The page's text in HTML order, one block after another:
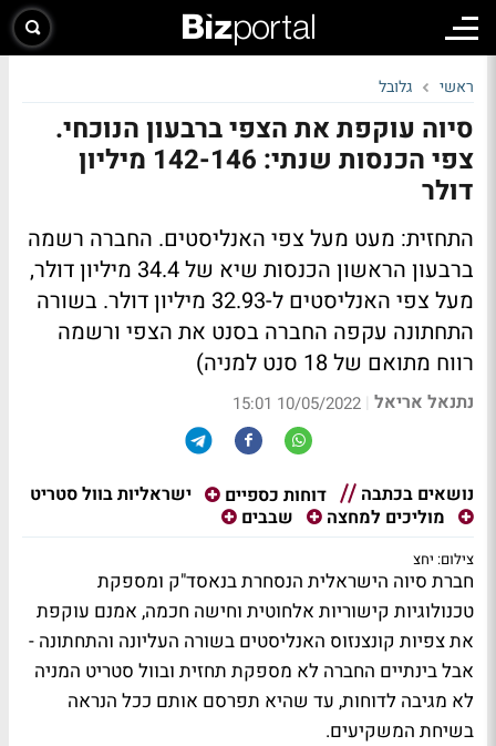
ראשי גלובל
סיוה עוקפת את הצפי ברבעון הנוכחי.
צפי הכנסות שנתי: 142-146 מיליון
דולר
התחזית: מעט מעל צפי האנליסטים. החברה רשמה
ברבעון הראשון הכנסות שיא של 34.4 מיליון דולר,
מעל צפי האנליסטים ל-32.93 מיליון דולר. בשורה
התחתונה עקפה החברה בסנט את הצפי ורשמה
רווח מתואם של 18 סנט למניה)
נתנאל אריאל |
10/05/2022 15:01
נושאים בכתבה דוחות כספיים
ישראליות בוול סטריט
מוליכים למחצה
שבבים
צילום: יחצ
חברת סיוה הישראלית הנסחרת בנאסד"ק ומספקת
טכנולוגיות קישוריות אלחוטית וחישה חכמה, אמנם עוקפת
את צפיות קונצנזוס האנליסטים בשורה העליונה והתחתונה -
אבל בינתיים החברה לא מספקת תחזית ובוול סטריט המניה
לא מגיבה לדוחות, עד שהיא תפרסם אותם ככל הנראה
בשיחת המשקיעים.